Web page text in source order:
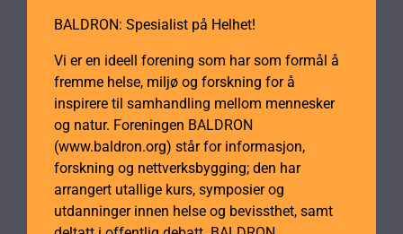
BALDRON: Spesialist på Helhet!
Vi er en ideell forening som har som formål å
fremme helse, miljø og forskning for å
inspirere til samhandling mellom mennesker
og natur. Foreningen BALDRON
(www.baldron.org) står for informasjon,
forskning og nettverksbygging; den har
arrangert utallige kurs, symposier og
utdanninger innen helse og bevissthet, samt